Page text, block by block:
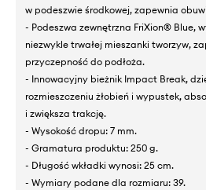
w podeszwie środkowej, zapewnia
- Podeszwa zewnętrzna FriXion® Blue,
niezwykle trwałej mieszanki tworzyw,
przyczepność do podłoża.
- Innowacyjny bieżnik Impact Break,
rozmieszczeniu żłobień i wypustek,
i zwiększa trakcję.
- Wysokość dropu: 7 mm.
- Gramatura produktu: 250 g.
- Długość wkładki wynosi: 25 cm.
- Wymiary podane dla rozmiaru: 39.